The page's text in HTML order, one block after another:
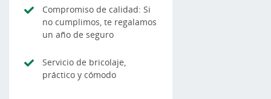
Compromiso de calidad: Si
no cumplimos, te regalamos
un año de seguro
Servicio de bricolaje,
práctico y cómodo